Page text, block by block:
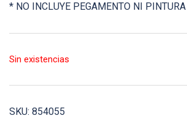
* NO INCLUYE PEGAMENTO NI PINTURA
Sin existencias
SKU: 854055